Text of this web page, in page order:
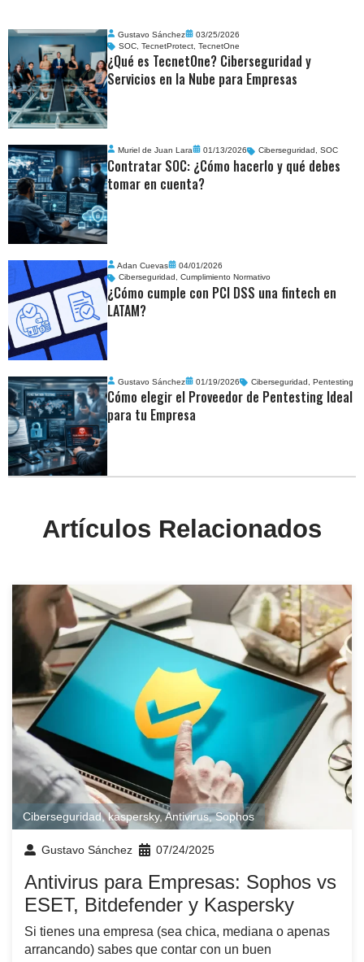
Gustavo Sánchez
03/25/2026
SOC,TecnetProtect,TecnetOne
¿Qué es TecnetOne? Ciberseguridad y
Servicios en la Nube para Empresas
Muriel de Juan Lara 01/13/2026 Ciberseguridad ,SOC
Contratar SOC: ¿Cómo hacerlo y qué debes
tomar en cuenta?
Adan Cuevas
04/01/2026
Ciberseguridad ,Cumplimiento Normativo
¿Cómo cumple con PCI DSS una fintech en
LATAM?
Gustavo Sánchez 01/19/2026 Ciberseguridad ,Pentesting
Cómo elegir el Proveedor de Pentesting Ideal
para tu Empresa
Artículos Relacionados
Ciberseguridad,kaspersky,Antivirus,Sophos
Gustavo Sánchez 07/24/2025
Antivirus para Empresas: Sophos vs
ESET, Bitdefender y Kaspersky
Si tienes una empresa (sea chica, mediana o apenas
arrancando) sabes que contar con un buen